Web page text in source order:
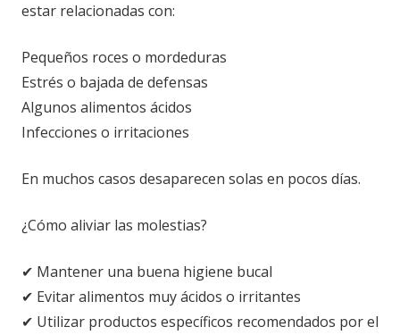
estar relacionadas con:
Pequeños roces o mordeduras
Estrés o bajada de defensas
Algunos alimentos ácidos
Infecciones o irritaciones
En muchos casos desaparecen solas en pocos días.
¿Cómo aliviar las molestias?
✔ Mantener una buena higiene bucal
✔ Evitar alimentos muy ácidos o irritantes
✔ Utilizar productos específicos recomendados por el